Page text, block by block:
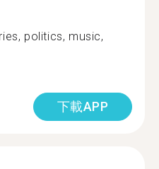
politics, music,
下載APP